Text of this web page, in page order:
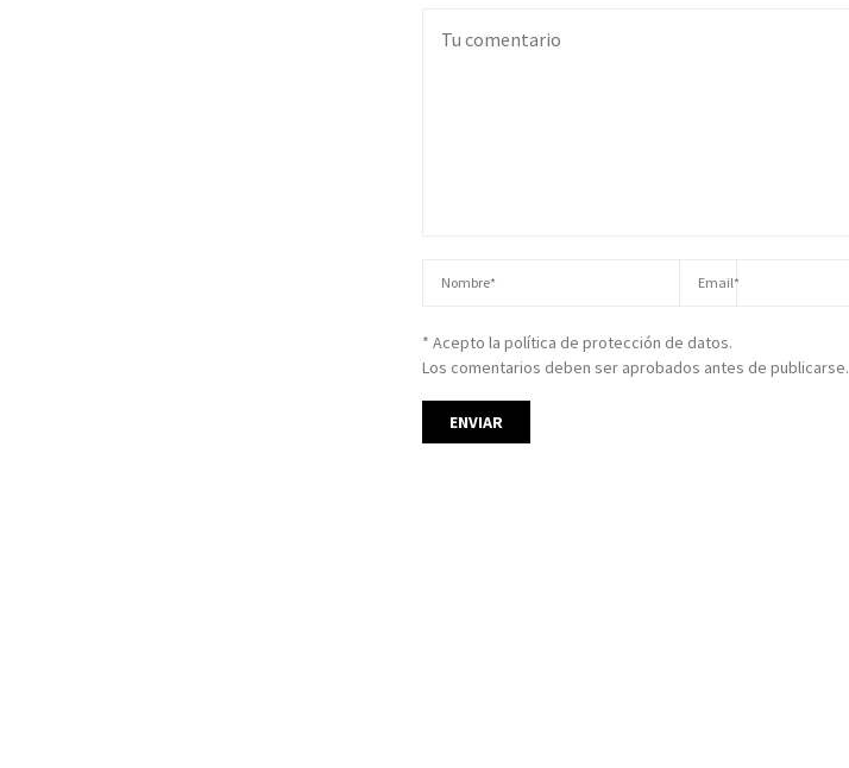
* Acepto la política de protección de datos.
Los comentarios deben ser aprobados antes de publicarse.